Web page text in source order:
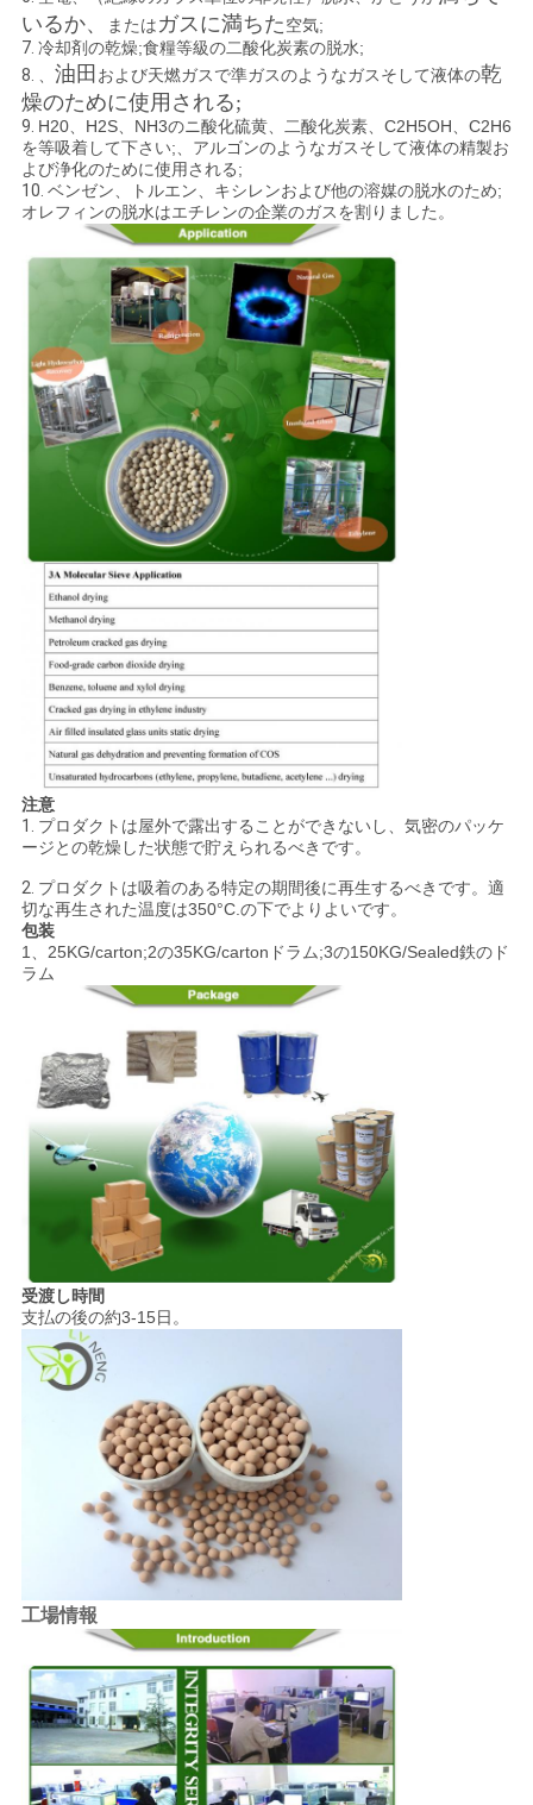
いるか、
またはガスに満ちた空気;
7. 冷却剤の乾燥;食糧等級の二酸化炭素の脱水;
8.
油田 および天燃ガスで準ガスのようなガスそして液体の乾
燥のために使用される;
9. H20、H2S、NH3のニ酸化硫黄、二酸化炭素、C2H5OH、C2H6
を等吸着して下さい;、アルゴンのようなガスそして液体の精製お
よび浄化のために使用される;
10. ベンゼン、トルエン、キシレンおよび他の溶媒の脱水のため;
オレフィンの脱水はエチレンの企業のガスを割りました。
注意
1. プロダクトは屋外で露出することができないし、気密のパッケ
ージとの乾燥した状態で貯えられるべきです。
2. プロダクトは吸着のある特定の期間後に再生するべきです。適
切な再生された温度は350°C.の下でよりよいです。
包装
1、25KG/carton;2の35KG/cartonドラム;3の150KG/Sealed鉄のド
ラム
受渡し時間
支払の後の約3-15日。
工場情報